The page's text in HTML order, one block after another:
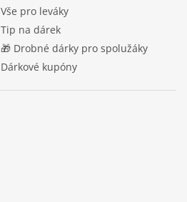
Vše pro leváky
Tip na dárek
🎁 Drobné dárky pro spolužáky
Dárkové kupóny